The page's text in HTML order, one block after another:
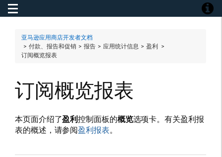
Toggle navigation
亚马逊应用商店开发者文档
> 付款、报告和促销 > 报告 > 应用统计信息 > 盈利 >
订阅概览报表
订阅概览报表
本页面介绍了盈利控制面板的概览选项卡。有关盈利报
表的概述，请参阅盈利报表。